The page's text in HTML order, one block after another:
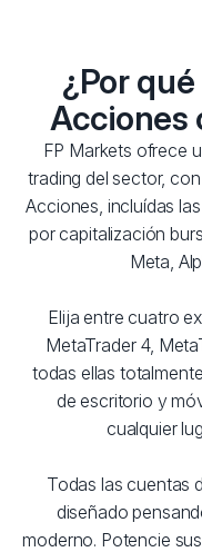
¿Por
Acciones
FP Markets ofrece
trading del sector,
Acciones, incluídas
por capitalización
Meta,
Elija entre cuatro
MetaTrader 4,
todas ellas
de escritorio y
cualquier
Todas las cuentas
diseñado
moderno. Potencie